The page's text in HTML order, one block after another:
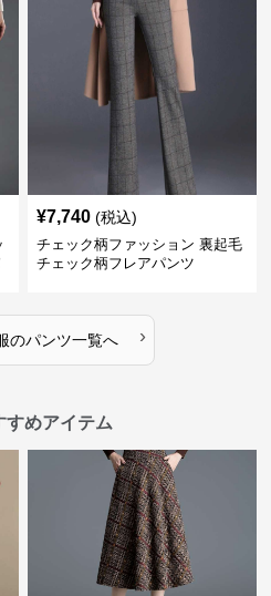
¥7,740 (税込)
チェック柄ファッション 裏起毛
チェック柄フレアパンツ
のパンツ一覧へ ›
すめアイテム